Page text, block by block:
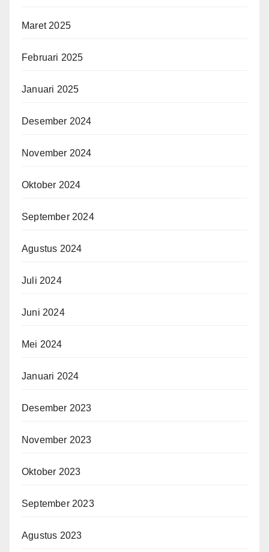
Maret 2025
Februari 2025
Januari 2025
Desember 2024
November 2024
Oktober 2024
September 2024
Agustus 2024
Juli 2024
Juni 2024
Mei 2024
Januari 2024
Desember 2023
November 2023
Oktober 2023
September 2023
Agustus 2023